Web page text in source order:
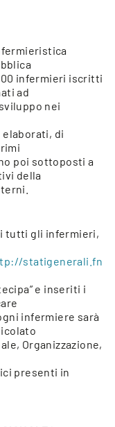
infermieri iscritti
ad
nei
di
poi sottoposti a
della
tutti gli infermieri,
statigenerali.fn
e inseriti i
infermiere sarà
Organizzazione,
presenti in